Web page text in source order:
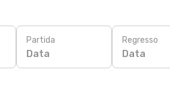
Partida
Data
Regresso
Data